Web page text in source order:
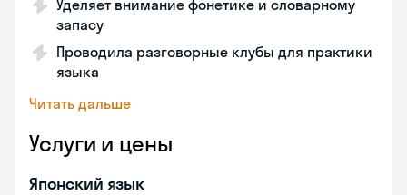
Уделяет внимание фонетике и словарному
запасу
Проводила разговорные клубы для практики
языка
Читать дальше
Услуги и цены
Японский язык